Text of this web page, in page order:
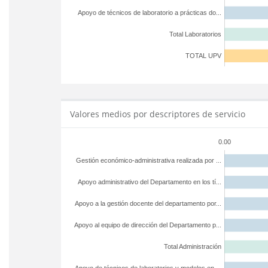
TOTAL UPV
Total Laboratorios
Apoyo de técnicos de laboratorio a prácticas do...
Valores medios por descriptores de servicio
0.00
Total Administración
Apoyo al equipo de dirección del Departamento p...
Apoyo a la gestión docente del departamento por...
Apoyo administrativo del Departamento en los tí...
Gestión económico-administrativa realizada por ...